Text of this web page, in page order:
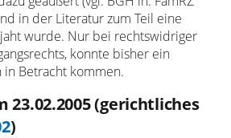
in der Literatur zum Teil eine
wurde. Nur bei rechtswidriger
konnte bisher ein
in Betracht kommen.
23.02.2005 (gerichtliches
)